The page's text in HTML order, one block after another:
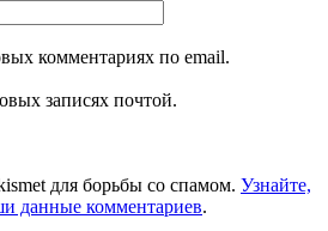
комментариях по email.
записях почтой.
для борьбы со спамом. Узнайте,
данные комментариев.